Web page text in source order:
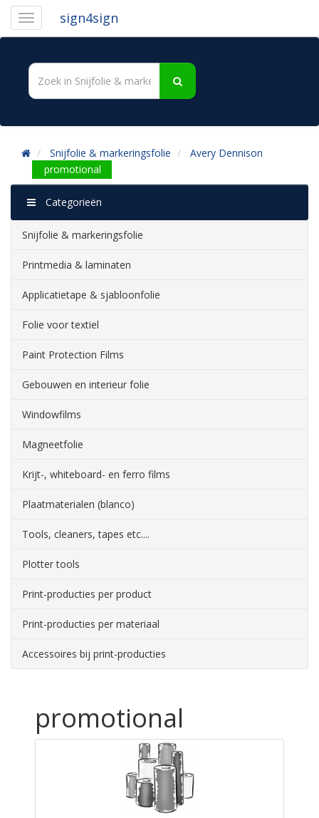
sign4sign
Snijfolie & markeringsfolie
Avery Dennison
promotional
Categorieën
Snijfolie & markeringsfolie
Printmedia & laminaten
Applicatietape & sjabloonfolie
Folie voor textiel
Paint Protection Films
Gebouwen en interieur folie
Windowfilms
Magneetfolie
Krijt-, whiteboard- en ferro films
Plaatmaterialen (blanco)
Tools, cleaners, tapes etc....
Plotter tools
Print-producties per product
Print-producties per materiaal
Accessoires bij print-producties
promotional